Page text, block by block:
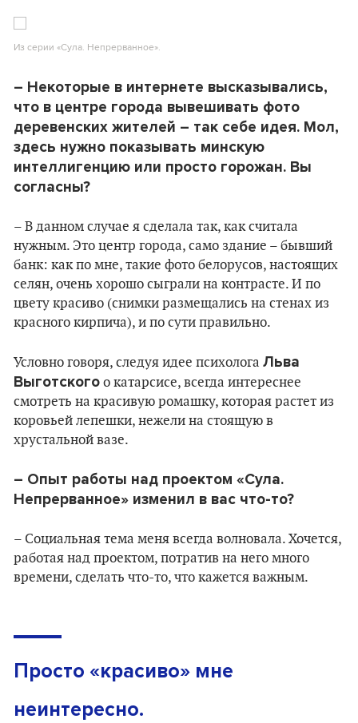
Из серии «Сула. Непрерванное».
– Некоторые в интернете высказывались,
что в центре города вывешивать фото
деревенских жителей – так себе идея. Мол,
здесь нужно показывать минскую
интеллигенцию или просто горожан. Вы
согласны?
– В данном случае я сделала так, как считала
нужным. Это центр города, само здание – бывший
банк: как по мне, такие фото белорусов, настоящих
селян, очень хорошо сыграли на контрасте. И по
цвету красиво (снимки размещались на стенах из
красного кирпича), и по сути правильно.
Условно говоря, следуя идее психолога Льва
Выготского о катарсисе, всегда интереснее
смотреть на красивую ромашку, которая растет из
коровьей лепешки, нежели на стоящую в
хрустальной вазе.
– Опыт работы над проектом «Сула.
Непрерванное» изменил в вас что-то?
– Социальная тема меня всегда волновала. Хочется,
работая над проектом, потратив на него много
времени, сделать что-то, что кажется важным.
Просто «красиво» мне
неинтересно.